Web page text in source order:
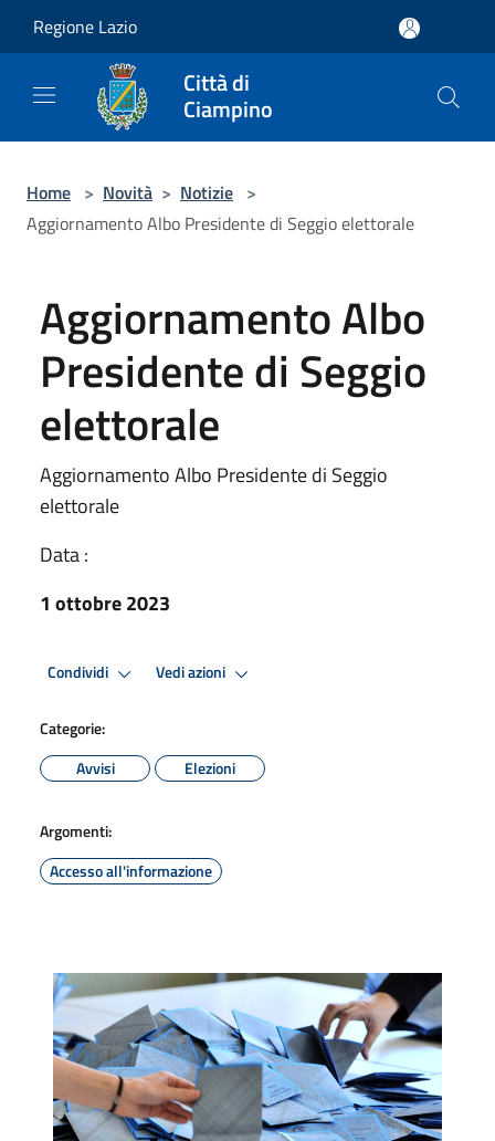
Regione Lazio
Città di
Ciampino
Home > Novità > Notizie >
Aggiornamento Albo Presidente di Seggio elettorale
Aggiornamento Albo
Presidente di Seggio
elettorale
Aggiornamento Albo Presidente di Seggio
elettorale
Data :
1 ottobre 2023
Condividi Vedi azioni
Categorie:
Avvisi
Elezioni
Argomenti:
Accesso all'informazione